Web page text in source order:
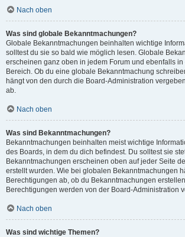
Nach oben
Was sind globale Bekanntmachungen?
Globale Bekanntmachungen beinhalten wichtige
solltest du sie so bald wie möglich lesen. Globale
erscheinen ganz oben in jedem Forum und ebenfalls
Bereich. Ob du eine globale Bekanntmachung
hängt von den durch die Board-Administration
ab.
Nach oben
Was sind Bekanntmachungen?
Bekanntmachungen beinhalten meist wichtige
des Boards, in dem du dich befindest. Du solltest sie
Bekanntmachungen erscheinen oben auf jeder Seite
erstellt wurden. Wie bei globalen Bekanntmachungen
Berechtigungen ab, ob du Bekanntmachungen
Berechtigungen werden von der Board-Administration
Nach oben
Was sind wichtige Themen?